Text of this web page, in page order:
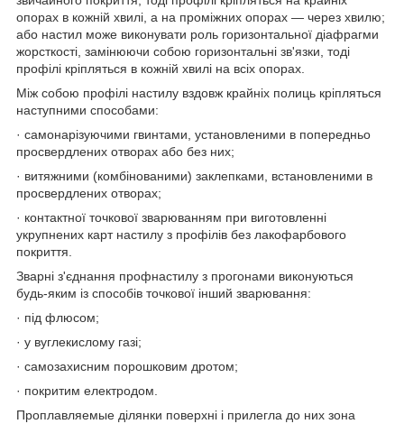
опорах в кожній хвилі, а на проміжних опорах — через хвилю;
або настил може виконувати роль горизонтальної діафрагми
жорсткості, замінюючи собою горизонтальні зв'язки, тоді
профілі кріпляться в кожній хвилі на всіх опорах.
Між собою профілі настилу вздовж крайніх полиць кріпляться
наступними способами:
· самонарізуючими гвинтами, установленими в попередньо
просвердлених отворах або без них;
· витяжними (комбінованими) заклепками, встановленими в
просвердлених отворах;
· контактної точкової зварюванням при виготовленні
укрупнених карт настилу з профілів без лакофарбового
покриття.
Зварні з'єднання профнастилу з прогонами виконуються
будь-яким із способів точкової інший зварювання:
· під флюсом;
· у вуглекислому газі;
· самозахисним порошковим дротом;
· покритим електродом.
Проплавляемые ділянки поверхні і прилегла до них зона